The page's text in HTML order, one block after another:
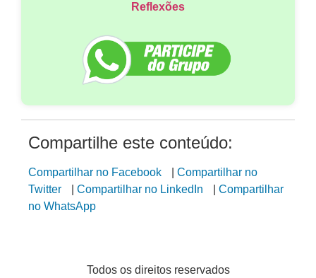
Reflexões
Compartilhe este conteúdo:
Compartilhar no Facebook
Compartilhar no
Twitter
Compartilhar no LinkedIn
Compartilhar
no WhatsApp
Todos os direitos reservados